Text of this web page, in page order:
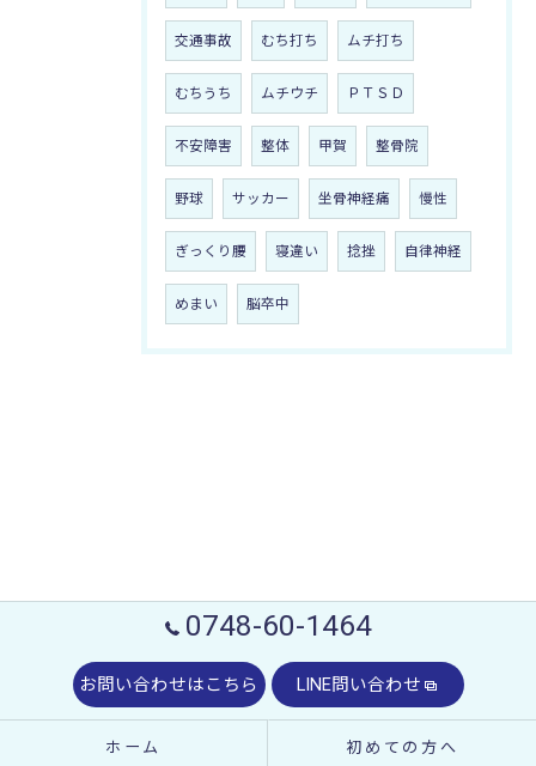
交通事故 むち打ち ムチ打ち
むちうち ムチウチ ＰＴＳＤ
不安障害 整体 甲賀 整骨院
野球 サッカー 坐骨神経痛 慢性
ぎっくり腰 寝違い 捻挫 自律神経
めまい 脳卒中
0748-60-1464
お問い合わせはこちら LINE問い合わせ
ホーム 初めての方へ